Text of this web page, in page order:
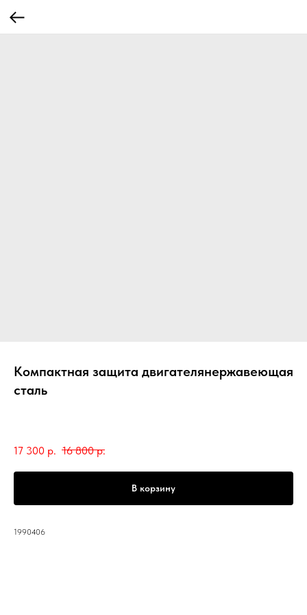
Компактная защита двигателянержавеющая
сталь
17 300 р. 16 800 р.
В корзину
1990406